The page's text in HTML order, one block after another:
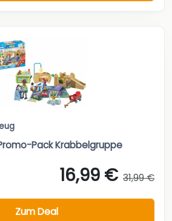
Promo-Pack Krabbelgruppe
16,99 € 31,99 €
Zum Deal